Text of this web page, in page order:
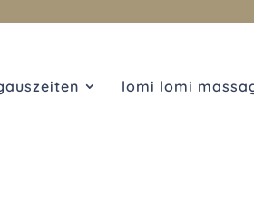
lomi lomi